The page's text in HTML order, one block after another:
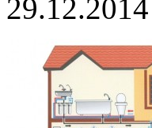
29.12.2014